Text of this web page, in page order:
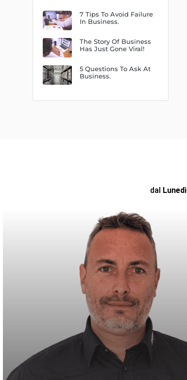
7 Tips To Avoid Failure
In Business.
The Story Of Business
Has Just Gone Viral!
5 Questions To Ask At
Business.
dal Lunedì